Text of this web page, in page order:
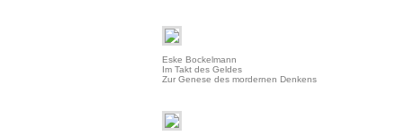
Eske Bockelmann
Im Takt des Geldes
Zur Genese des mordernen Denkens